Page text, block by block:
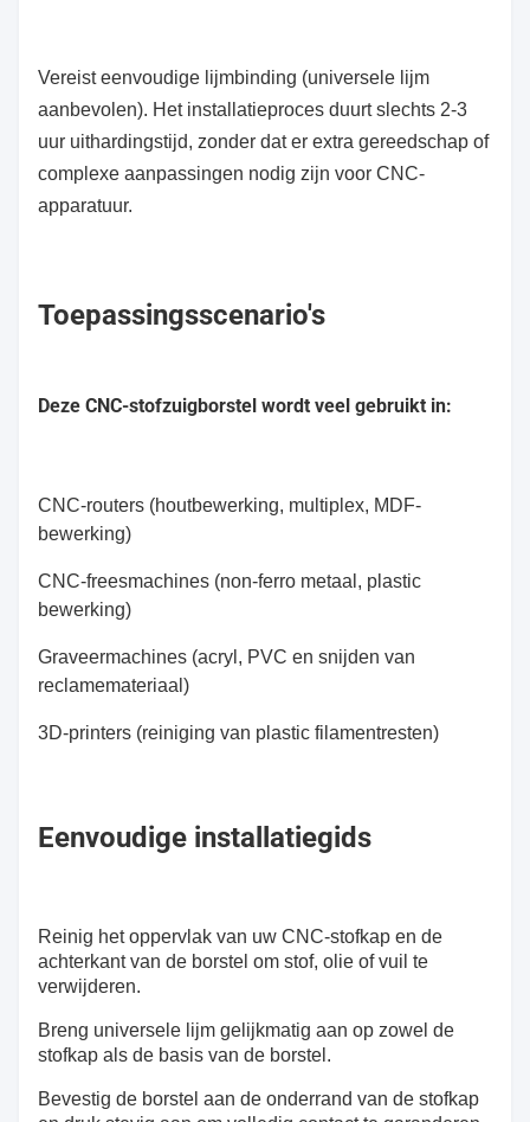
Vereist eenvoudige lijmbinding (universele lijm
aanbevolen). Het installatieproces duurt slechts 2-3
uur uithardingstijd, zonder dat er extra gereedschap of
complexe aanpassingen nodig zijn voor CNC-
apparatuur.
Toepassingsscenario's
Deze CNC-stofzuigborstel wordt veel gebruikt in:
CNC-routers (houtbewerking, multiplex, MDF-
bewerking)
CNC-freesmachines (non-ferro metaal, plastic
bewerking)
Graveermachines (acryl, PVC en snijden van
reclamemateriaal)
3D-printers (reiniging van plastic filamentresten)
Eenvoudige installatiegids
Reinig het oppervlak van uw CNC-stofkap en de
achterkant van de borstel om stof, olie of vuil te
verwijderen.
Breng universele lijm gelijkmatig aan op zowel de
stofkap als de basis van de borstel.
Bevestig de borstel aan de onderrand van de stofkap